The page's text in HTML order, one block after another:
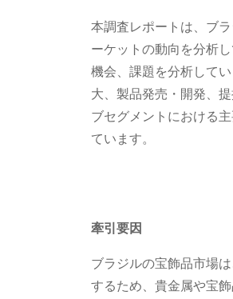
本調査レポートは、ブ
ーケットの動向を分析
機会、課題を分析して
大、製品発売・開発、
ブセグメントにおける
ています。
牽引要因
ブラジルの宝飾品市場
するため、貴金属や宝